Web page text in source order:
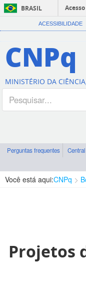
BRASIL
ACESSIBILIDADE
CNPq
MINISTÉRIO DA
Perguntas frequentes
Você está aqui:CNPq
Projetos